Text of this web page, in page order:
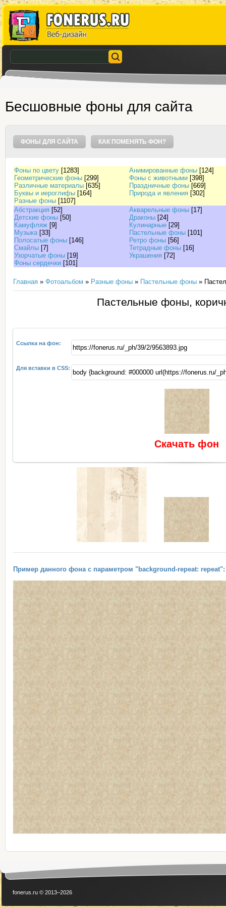
Бесшовные фоны для сайта
ФОНЫ ДЛЯ САЙТА КАК ПОМЕНЯТЬ ФОН?
Фоны по цвету [1283] Анимированные фоны [124]
Геометрические фоны [299] Фоны с животными [398]
Различные материалы [635] Праздничные фоны [669]
Буквы и иероглифы [164] Природа и явления [302]
Разные фоны [1107]
Абстракция [52] Акварельные фоны [17]
Детские фоны [50] Драконы [24]
Камуфляж [9] Кулинарные [29]
Музыка [33] Пастельные фоны [101]
Полосатые фоны [146] Ретро фоны [56]
Смайлы [7] Тетрадные фоны [16]
Узорчатые фоны [19] Украшения [72]
Фоны сердечки [101]
Главная » Фотоальбом » Разные фоны » Пастельные фоны »
Пастельные фоны,
Ссылка на фон:
Для вставки в CSS:
Скачать фон
Пример данного фона с параметром "background-repeat: repeat":
fonerus.ru © 2013–2026